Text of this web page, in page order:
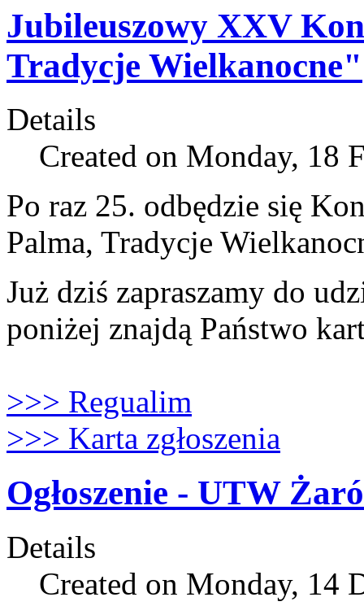
Jubileuszowy XXV
Tradycje Wielkanocne"
Details
Created on Monday, 18
Po raz 25. odbędzie się
Palma, Tradycje
Już dziś zapraszamy do
poniżej znajdą Państwo
>>> Regualim
>>> Karta zgłoszenia
Ogłoszenie - UTW
Details
Created on Monday, 14